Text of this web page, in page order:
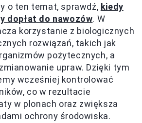
o ten temat, sprawdź, kiedy
dopłat do nawozów. W
korzystanie z biologicznych
rozwiązań, takich jak
pożytecznych, a
upraw. Dzięki tym
wcześniej kontrolować
co w rezultacie
w plonach oraz zwiększa
ochrony środowiska.